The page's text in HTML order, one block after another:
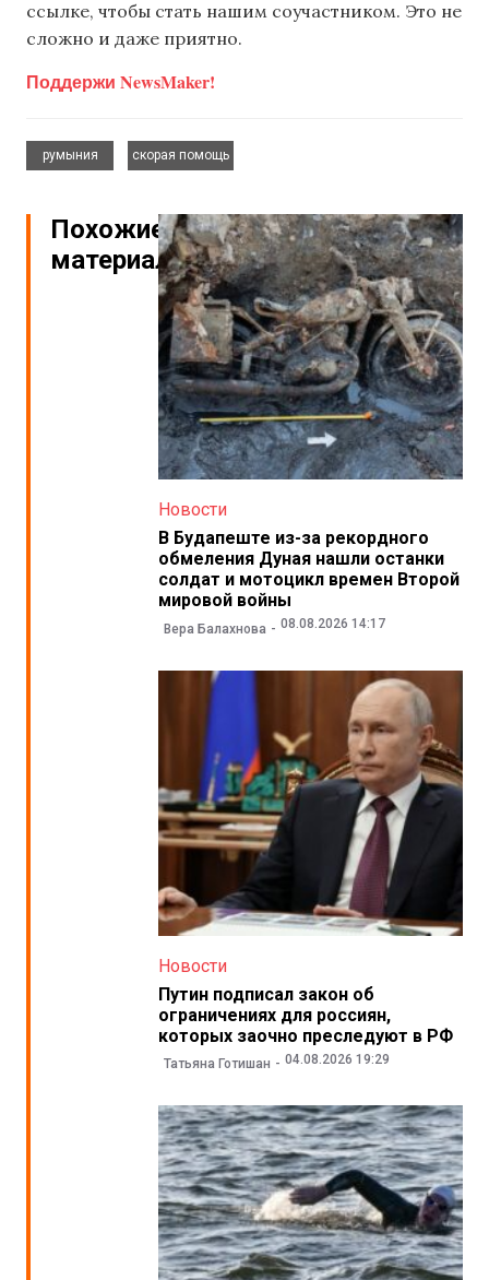
ссылке, чтобы стать нашим соучастником. Это не
сложно и даже приятно.
Поддержи NewsMaker!
румыния
скорая помощь
Похожие
материалы
Новости
В Будапеште из-за рекордного
обмеления Дуная нашли останки
солдат и мотоцикл времен Второй
мировой войны
Вера Балахнова 08.08.2026 14:17
Новости
Путин подписал закон об
ограничениях для россиян,
которых заочно преследуют в РФ
Татьяна Готишан 04.08.2026 19:29